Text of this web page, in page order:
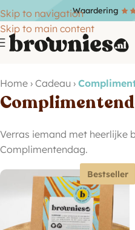
Skip to navigation
Skip to main content
Waardering
Home › Cadeau ›
Verras iemand met heerlijke
Complimentendag.
Bestseller